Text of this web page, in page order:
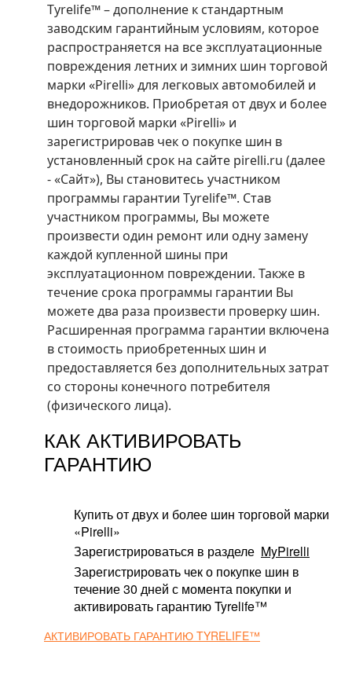
Tyrelife™ – дополнение к стандартным
заводским гарантийным условиям, которое
распространяется на все эксплуатационные
повреждения летних и зимних шин торговой
марки «Pirelli» для легковых автомобилей и
внедорожников. Приобретая от двух и более
шин торговой марки «Pirelli» и
зарегистрировав чек о покупке шин в
установленный срок на сайте pirelli.ru (далее
- «Сайт»), Вы становитесь участником
программы гарантии Tyrelife™. Став
участником программы, Вы можете
произвести один ремонт или одну замену
каждой купленной шины при
эксплуатационном повреждении. Также в
течение срока программы гарантии Вы
можете два раза произвести проверку шин.
Расширенная программа гарантии включена
в стоимость приобретенных шин и
предоставляется без дополнительных затрат
со стороны конечного потребителя
(физического лица).
КАК АКТИВИРОВАТЬ
ГАРАНТИЮ
Купить от двух и более шин торговой марки
«Pirelli»
Зарегистрироваться в разделе MyPirelli
Зарегистрировать чек о покупке шин в
течение 30 дней с момента покупки и
активировать гарантию Tyrelife™
АКТИВИРОВАТЬ ГАРАНТИЮ TYRELIFE™